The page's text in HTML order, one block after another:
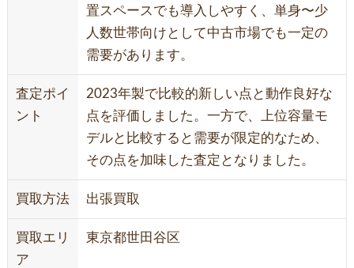
置スペースでも導入しやすく、単身〜少
人数世帯向けとして中古市場でも一定の
需要があります。
査定ポイ
ント
2023年製で比較的新しい点と動作良好な
点を評価しました。一方で、上位容量モ
デルと比較すると需要が限定的なため、
その点を加味した査定となりました。
買取方法 出張買取
買取エリ
ア
東京都世田谷区